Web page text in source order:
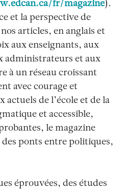
fr/magazine).
et la perspective de
articles, en anglais et
aux enseignants, aux
administrateurs et aux
à un réseau croissant
avec courage et
actuels de l’école et de la
et accessible,
le magazine
des ponts entre politiques,
éprouvées, des études